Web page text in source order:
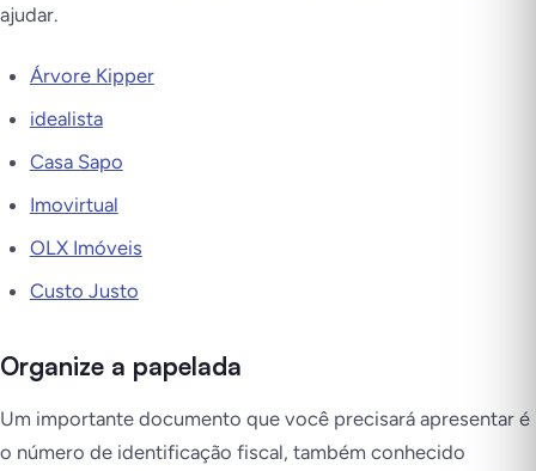
ajudar.
Árvore Kipper
idealista
Casa Sapo
Imovirtual
OLX Imóveis
Custo Justo
Organize a papelada
Um importante documento que você precisará apresentar é
o número de identificação fiscal, também conhecido